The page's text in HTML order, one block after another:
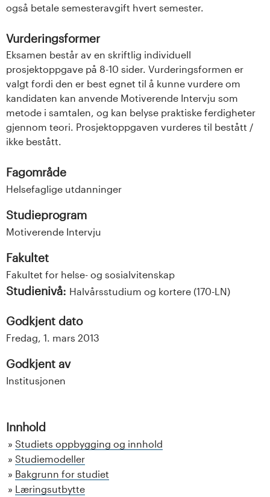
også betale semesteravgift hvert semester.
Vurderingsformer
Eksamen består av en skriftlig individuell
prosjektoppgave på 8-10 sider. Vurderingsformen er
valgt fordi den er best egnet til å kunne vurdere om
kandidaten kan anvende Motiverende Intervju som
metode i samtalen, og kan belyse praktiske ferdigheter
gjennom teori. Prosjektoppgaven vurderes til bestått /
ikke bestått.
Fagområde
Helsefaglige utdanninger
Studieprogram
Motiverende Intervju
Fakultet
Fakultet for helse- og sosialvitenskap
Studienivå: Halvårsstudium og kortere (170-LN)
Godkjent dato
Fredag, 1. mars 2013
Godkjent av
Institusjonen
Innhold
Studiets oppbygging og innhold
Studiemodeller
Bakgrunn for studiet
Læringsutbytte